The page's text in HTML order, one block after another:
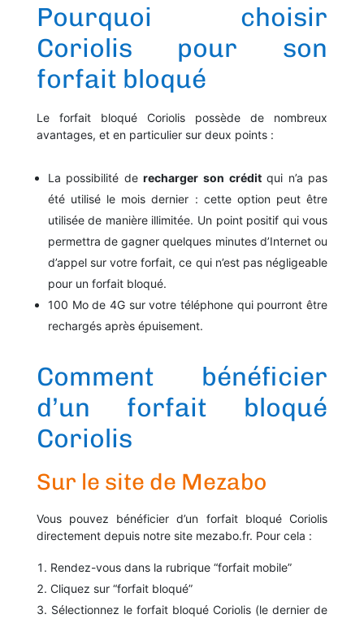
Pourquoi choisir
Coriolis pour son
forfait bloqué
Le forfait bloqué Coriolis possède de nombreux
avantages, et en particulier sur deux points :
La possibilité derecharger son créditqui n’a pas
été utilisé le mois dernier : cette option peut être
utilisée de manière illimitée. Un point positif qui vous
permettra de gagner quelques minutes d’Internet ou
d’appel sur votre forfait, ce qui n’est pas négligeable
pour un forfait bloqué.
100 Mo de 4G sur votre téléphone qui pourront être
rechargés après épuisement.
Comment bénéficier
d’un forfait bloqué
Coriolis
Sur le site de Mezabo
Vous pouvez bénéficier d’un forfait bloqué Coriolis
directement depuis notre site mezabo.fr. Pour cela :
Rendez-vous dans la rubrique “forfait mobile”
Cliquez sur “forfait bloqué”
Sélectionnez le forfait bloqué Coriolis (le dernier de